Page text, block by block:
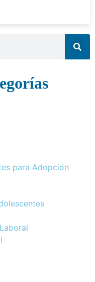
para Adopción